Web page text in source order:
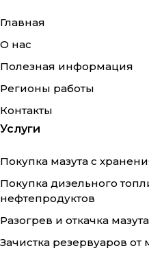
Главная
О нас
Полезная информация
Регионы работы
Контакты
Услуги
Покупка мазута с
Покупка дизельного
нефтепродуктов
Разогрев и откачка мазута
Зачистка резервуаров от